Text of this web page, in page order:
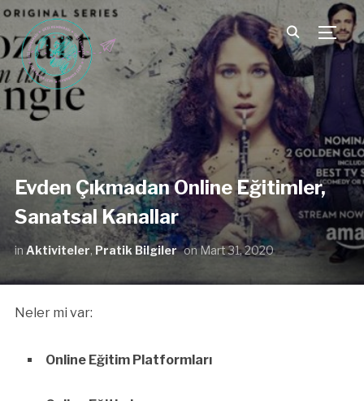
Evden Çıkmadan Online Eğitimler,
Sanatsal Kanallar
in Aktiviteler, Pratik Bilgiler onMart 31, 2020
Neler mi var:
Online Eğitim Platformları